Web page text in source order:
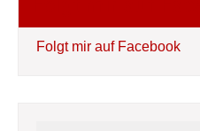
Folgt mir auf Facebook